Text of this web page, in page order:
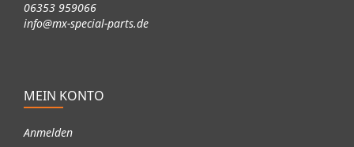
06353 959066
info@mx-special-parts.de
MEIN KONTO
Anmelden